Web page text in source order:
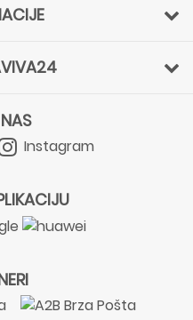
Instagram